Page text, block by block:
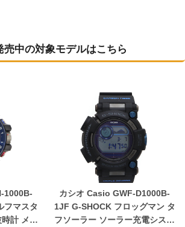
売中の対象モデルはこちら
1000B-
フマスタ
計 メン
カシオ Casio GWF-D1000B-
1JF G-SHOCK フロッグマン タ
フソーラー ソーラー充電システ